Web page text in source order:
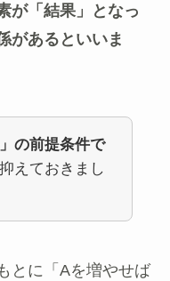
が「結果」となっ
があるといいま
の前提条件で
えておきまし
とに「Aを増やせば